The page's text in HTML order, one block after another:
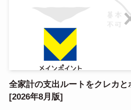
全家計の支出ルートをクレカ
[2026年8月版]